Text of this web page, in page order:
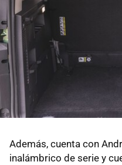
Además, cuenta con
inalámbrico de serie y